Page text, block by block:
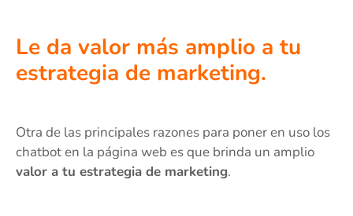
Le da valor más amplio a tu
estrategia de marketing.
Otra de las principales razones para poner en uso los
chatbot en la página web es que brinda un amplio
valor a tu estrategia de marketing.